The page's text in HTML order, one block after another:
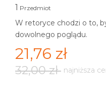
1 Przedmiot
W retoryce chodzi o to,
dowolnego poglądu.
21,76 zł
32,00 zł najniższa